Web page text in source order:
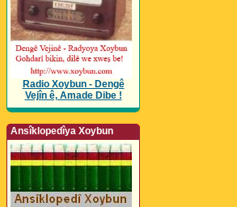
Radio Xoybun - Dengê
Vejîn ê, Amade Dibe !
Ansîklopedîya Xoybun